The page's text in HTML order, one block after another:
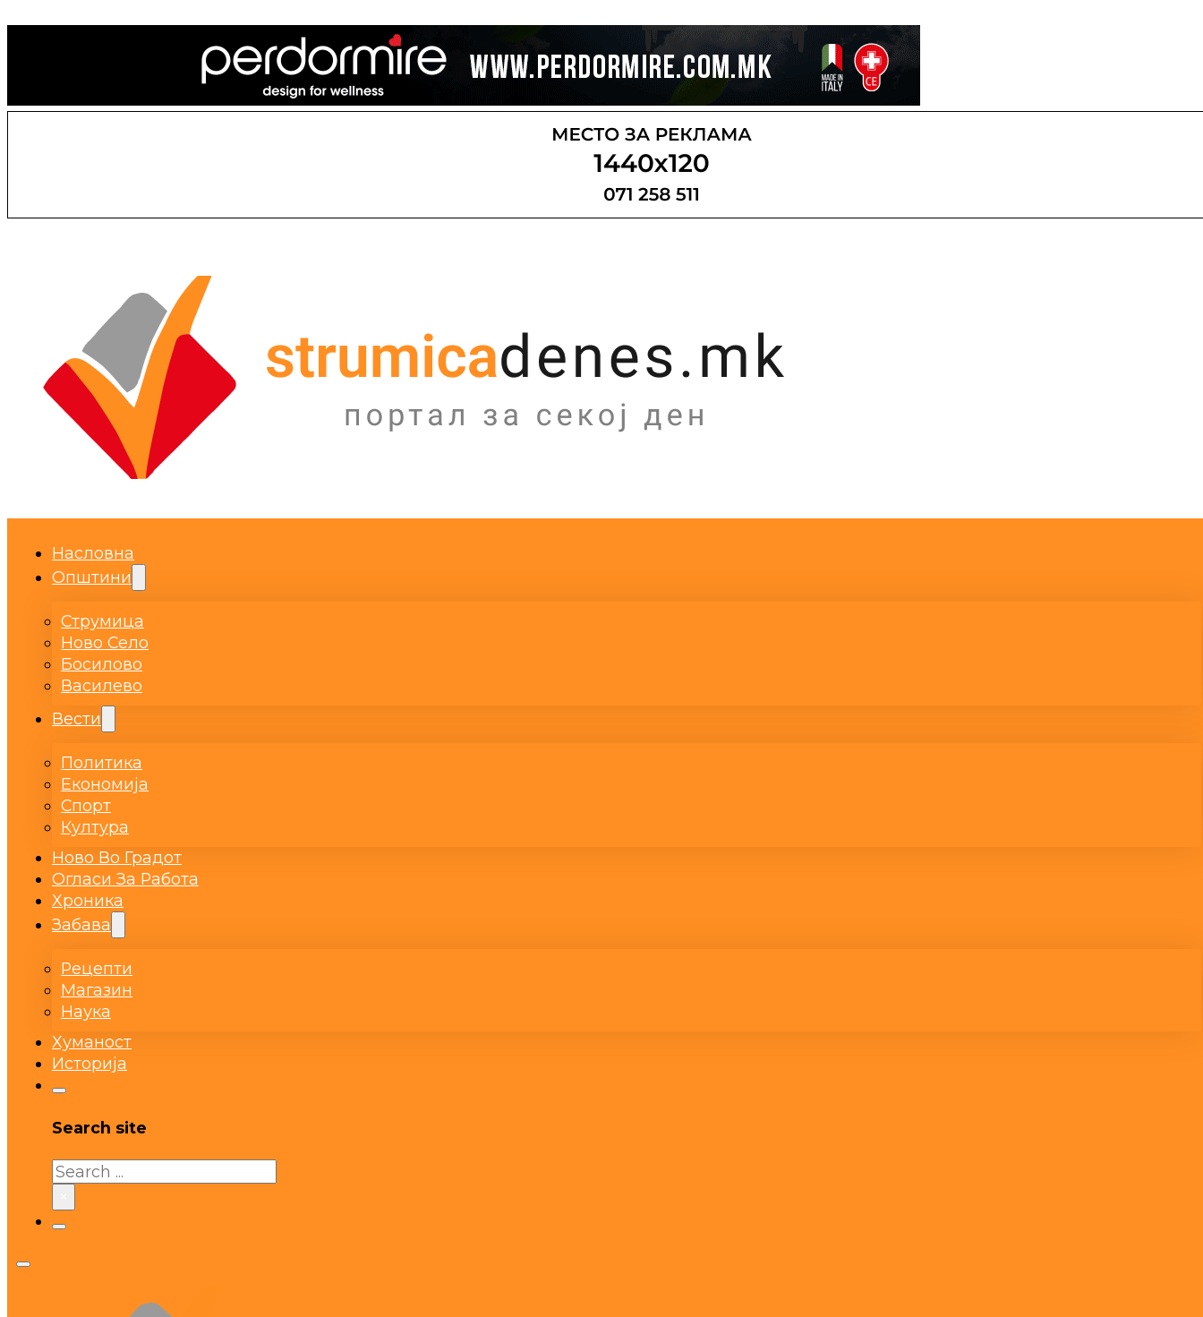
Насловна
Општини
Струмица
Ново Село
Босилово
Василево
Вести
Политика
Економија
Спорт
Култура
Ново Во Градот
Огласи За Работа
Хроника
Забава
Рецепти
Магазин
Наука
Хуманост
Историја
Search site
Search